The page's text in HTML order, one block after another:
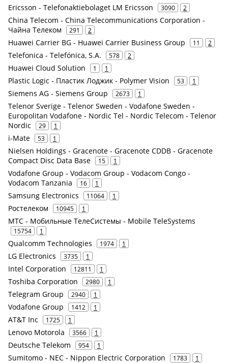
Ericsson - Telefonaktiebolaget LM Ericsson 3090 2
China Telecom - China Telecommunications Corporation -
Чайна Телеком
291 2
Huawei Carrier BG - Huawei Carrier Business Group 11 2
Telefonica - Telefónica, S.A. 578 2
Huawei Cloud Solution 1 1
Plastic Logic - Пластик Лоджик - Polymer Vision 53 1
Siemens AG - Siemens Group 2673 1
Telenor Sverige - Telenor Sweden - Vodafone Sweden -
Europolitan Vodafone - Nordic Tel - Nordic Telecom - Telenor
Nordic
29 1
i-Mate 53 1
Nielsen Holdings - Gracenote - Gracenote CDDB - Gracenote
Compact Disc Data Base
15 1
Vodafone Group - Vodacom Group - Vodacom Congo -
Vodacom Tanzania
16 1
Samsung Electronics 11064 1
Ростелеком 10945 1
МТС - Мобильные ТелеСистемы - Mobile TeleSystems
15754 1
Qualcomm Technologies 1974 1
LG Electronics 3735 1
Intel Corporation 12811 1
Toshiba Corporation 2980 1
Telegram Group 2940 1
Vodafone Group 1412 1
AT&T Inc 1725 1
Lenovo Motorola 3566 1
Deutsche Telekom 954 1
Sumitomo - NEC - Nippon Electric Corporation 1783 1